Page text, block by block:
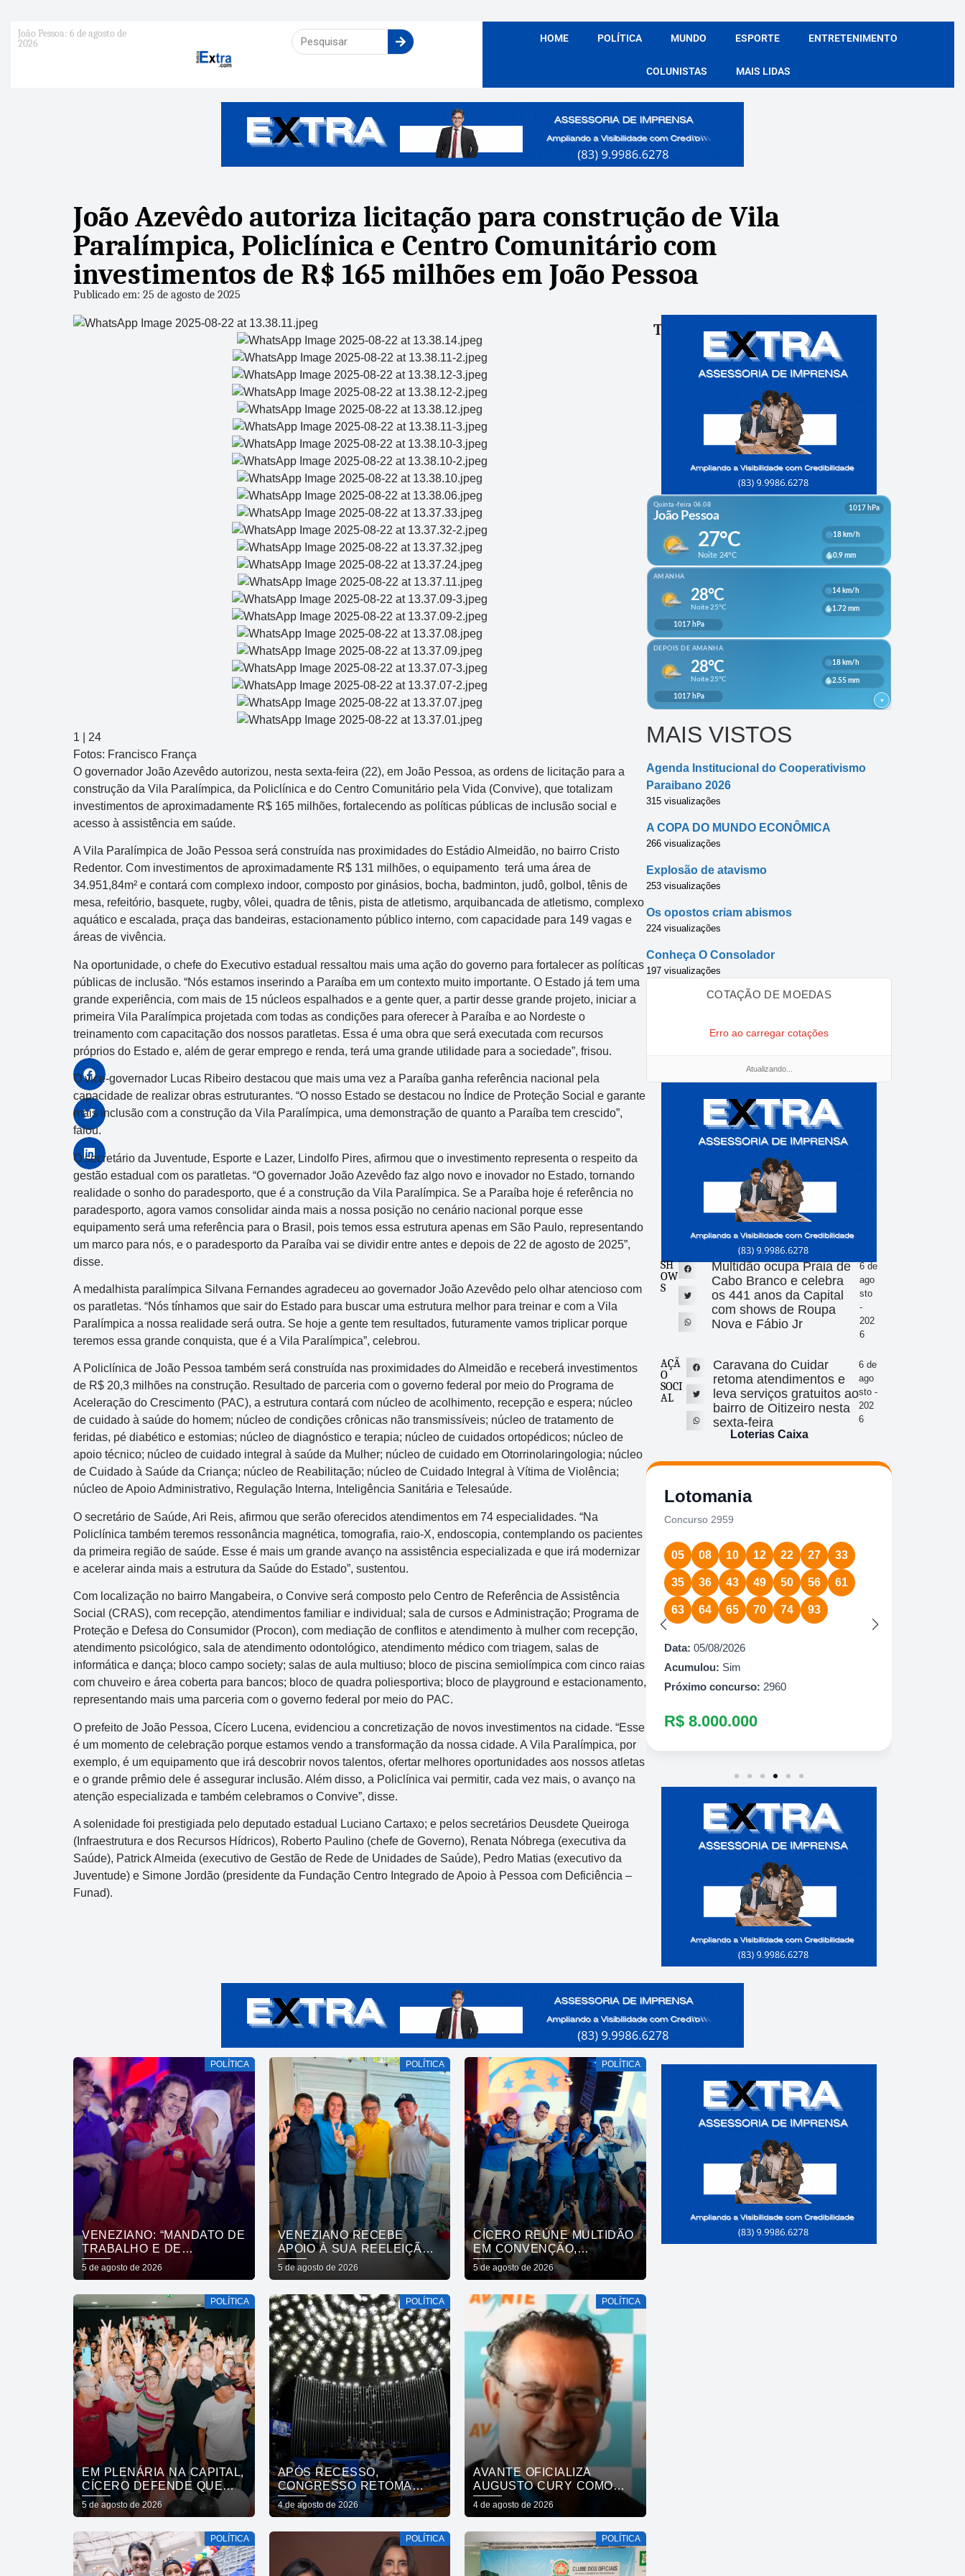
João Pessoa: 6 de agosto de
2026
HOME POLÍTICA MUNDO ESPORTE ENTRETENIMENTO
COLUNISTAS MAIS LIDAS
João Azevêdo autoriza licitação para construção de Vila
Paralímpica, Policlínica e Centro Comunitário com
investimentos de R$ 165 milhões em João Pessoa
Publicado em: 25 de agosto de 2025
1
24
Fotos: Francisco França
O governador João Azevêdo autorizou, nesta sexta-feira (22), em João Pessoa, as ordens de licitação para a
construção da Vila Paralímpica, da Policlínica e do Centro Comunitário pela Vida (Convive), que totalizam
investimentos de aproximadamente R$ 165 milhões, fortalecendo as políticas públicas de inclusão social e
acesso à assistência em saúde.
A Vila Paralímpica de João Pessoa será construída nas proximidades do Estádio Almeidão, no bairro Cristo
Redentor. Com investimentos de aproximadamente R$ 131 milhões, o equipamento terá uma área de
34.951,84m² e contará com complexo indoor, composto por ginásios, bocha, badminton, judô, golbol, tênis de
mesa, refeitório, basquete, rugby, vôlei, quadra de tênis, pista de atletismo, arquibancada de atletismo, complexo
aquático e escalada, praça das bandeiras, estacionamento público interno, com capacidade para 149 vagas e
áreas de vivência.
Na oportunidade, o chefe do Executivo estadual ressaltou mais uma ação do governo para fortalecer as políticas
públicas de inclusão. “Nós estamos inserindo a Paraíba em um contexto muito importante. O Estado já tem uma
grande experiência, com mais de 15 núcleos espalhados e a gente quer, a partir desse grande projeto, iniciar a
primeira Vila Paralímpica projetada com todas as condições para oferecer à Paraíba e ao Nordeste o
treinamento com capacitação dos nossos paratletas. Essa é uma obra que será executada com recursos
próprios do Estado e, além de gerar emprego e renda, terá uma grande utilidade para a sociedade”, frisou.
O vice-governador Lucas Ribeiro destacou que mais uma vez a Paraíba ganha referência nacional pela
capacidade de realizar obras estruturantes. “O nosso Estado se destacou no Índice de Proteção Social e garante
mais inclusão com a construção da Vila Paralímpica, uma demonstração de quanto a Paraíba tem crescido”,
falou.
O secretário da Juventude, Esporte e Lazer, Lindolfo Pires, afirmou que o investimento representa o respeito da
gestão estadual com os paratletas. “O governador João Azevêdo faz algo novo e inovador no Estado, tornando
realidade o sonho do paradesporto, que é a construção da Vila Paralímpica. Se a Paraíba hoje é referência no
paradesporto, agora vamos consolidar ainda mais a nossa posição no cenário nacional porque esse
equipamento será uma referência para o Brasil, pois temos essa estrutura apenas em São Paulo, representando
um marco para nós, e o paradesporto da Paraíba vai se dividir entre antes e depois de 22 de agosto de 2025”,
disse.
A medalhista paralímpica Silvana Fernandes agradeceu ao governador João Azevêdo pelo olhar atencioso com
os paratletas. “Nós tínhamos que sair do Estado para buscar uma estrutura melhor para treinar e com a Vila
Paralímpica a nossa realidade será outra. Se hoje a gente tem resultados, futuramente vamos triplicar porque
teremos essa grande conquista, que é a Vila Paralímpica”, celebrou.
A Policlínica de João Pessoa também será construída nas proximidades do Almeidão e receberá investimentos
de R$ 20,3 milhões na construção. Resultado de parceria com o governo federal por meio do Programa de
Aceleração do Crescimento (PAC), a estrutura contará com núcleo de acolhimento, recepção e espera; núcleo
de cuidado à saúde do homem; núcleo de condições crônicas não transmissíveis; núcleo de tratamento de
feridas, pé diabético e estomias; núcleo de diagnóstico e terapia; núcleo de cuidados ortopédicos; núcleo de
apoio técnico; núcleo de cuidado integral à saúde da Mulher; núcleo de cuidado em Otorrinolaringologia; núcleo
de Cuidado à Saúde da Criança; núcleo de Reabilitação; núcleo de Cuidado Integral à Vítima de Violência;
núcleo de Apoio Administrativo, Regulação Interna, Inteligência Sanitária e Telesaúde.
O secretário de Saúde, Ari Reis, afirmou que serão oferecidos atendimentos em 74 especialidades. “Na
Policlínica também teremos ressonância magnética, tomografia, raio-X, endoscopia, contemplando os pacientes
da primeira região de saúde. Esse é mais um grande avanço na assistência especializada e que irá modernizar
e acelerar ainda mais a estrutura da Saúde do Estado”, sustentou.
Com localização no bairro Mangabeira, o Convive será composto pelo Centro de Referência de Assistência
Social (CRAS), com recepção, atendimentos familiar e individual; sala de cursos e Administração; Programa de
Proteção e Defesa do Consumidor (Procon), com mediação de conflitos e atendimento à mulher com recepção,
atendimento psicológico, sala de atendimento odontológico, atendimento médico com triagem, salas de
informática e dança; bloco campo society; salas de aula multiuso; bloco de piscina semiolímpica com cinco raias
com chuveiro e área coberta para bancos; bloco de quadra poliesportiva; bloco de playground e estacionamento,
representando mais uma parceria com o governo federal por meio do PAC.
O prefeito de João Pessoa, Cícero Lucena, evidenciou a concretização de novos investimentos na cidade. “Esse
é um momento de celebração porque estamos vendo a transformação da nossa cidade. A Vila Paralímpica, por
exemplo, é um equipamento que irá descobrir novos talentos, ofertar melhores oportunidades aos nossos atletas
e o grande prêmio dele é assegurar inclusão. Além disso, a Policlínica vai permitir, cada vez mais, o avanço na
atenção especializada e também celebramos o Convive”, disse.
A solenidade foi prestigiada pelo deputado estadual Luciano Cartaxo; e pelos secretários Deusdete Queiroga
(Infraestrutura e dos Recursos Hídricos), Roberto Paulino (chefe de Governo), Renata Nóbrega (executiva da
Saúde), Patrick Almeida (executivo de Gestão de Rede de Unidades de Saúde), Pedro Matias (executivo da
Juventude) e Simone Jordão (presidente da Fundação Centro Integrado de Apoio à Pessoa com Deficiência –
Funad).
Tags:Compartile:
MAIS VISTOS
Agenda Institucional do Cooperativismo
Paraibano 2026
315 visualizações
A COPA DO MUNDO ECONÔMICA
266 visualizações
Explosão de atavismo
253 visualizações
Os opostos criam abismos
224 visualizações
Conheça O Consolador
197 visualizações
COTAÇÃO DE MOEDAS
Erro ao carregar cotações
Atualizando...
SH
OW
S
Multidão ocupa Praia de
Cabo Branco e celebra
os 441 anos da Capital
com shows de Roupa
Nova e Fábio Jr
6 de
ago
sto
-
202
6
AÇÃ
O
SOCI
AL
Caravana do Cuidar
retoma atendimentos e
leva serviços gratuitos ao
bairro de Oitizeiro nesta
sexta-feira
6 de
ago
sto -
202
6
Loterias Caixa
Quina
Concurso 7084
17 22 36 54 63
Data:05/08/2026
Acumulou:Sim
Próximo concurso:7085
R$ 10.500.000
Lotomania
Concurso 2959
05 08 10 12 22 27 33
63 64 65 70 74 93
Data:05/08/2026
Acumulou:Sim
Próximo concurso:2960
R$ 8.000.000
Timemania
Concurso 2424
11 18 30 32 36 41 60
Data: 04/08/2026
Acumulou:Sim
Próximo concurso:
R$ 7.000.000
POLÍTICA
VENEZIANO: “MANDATO DE
TRABALHO E DE
ENTREGAS NÃO SE
COMPRA COM DINHEIRO,
TRABALHO”
5 de agosto de 2026
POLÍTICA
VENEZIANO RECEBE
APOIO À SUA REELEIÇÃO
DO PRESIDENTE DA
CÂMARA E VEREADORES
5 de agosto de 2026
POLÍTICA
CÍCERO REÚNE MULTIDÃO
EM CONVENÇÃO,
OFICIALIZA CHAPA COM
DIOGO CUNHA LIMA,
GADELHA E CONVOCA
PARAÍBA A DAR O
PRÓXIMO PASSO
5 de agosto de 2026
POLÍTICA
EM PLENÁRIA NA CAPITAL,
CÍCERO DEFENDE QUE
QUALIDADE DO SERVIÇO
PÚBLICO ESTADUAL
PRIVADA
5 de agosto de 2026
POLÍTICA
APÓS RECESSO,
CONGRESSO RETOMA
TRABALHOS NESTA
SEMANA
4 de agosto de 2026
POLÍTICA
AVANTE OFICIALIZA
AUGUSTO CURY COMO
CANDIDATO À
PRESIDÊNCIA
4 de agosto de 2026
POLÍTICA POLÍTICA POLÍTICA